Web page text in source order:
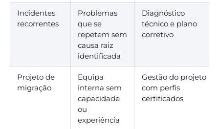
Incidentes
recorrentes
Problemas
que se
repetem sem
causa raiz
identificada
Diagnóstico
técnico e plano
corretivo
Projeto de
migração
Equipa
interna sem
capacidade
ou
experiência
Gestão do projeto
com perfis
certificados